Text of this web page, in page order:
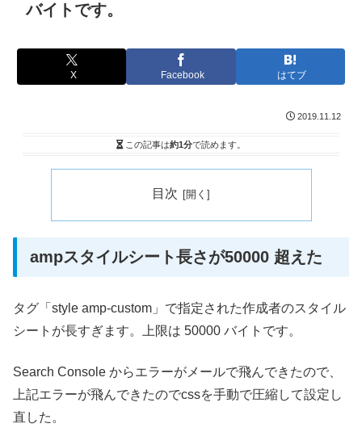
バイトです。
X Facebook はてブ
2019.11.12
この記事は約1分で読めます。
目次
ampスタイルシート長さが50000 超えた
タグ「style amp-custom」で指定された作成者のスタイル
シートが長すぎます。上限は 50000 バイトです。
Search Console からエラーがメールで飛んできたので、
上記エラーが飛んできたのでcssを手動で圧縮して設定し
直した。